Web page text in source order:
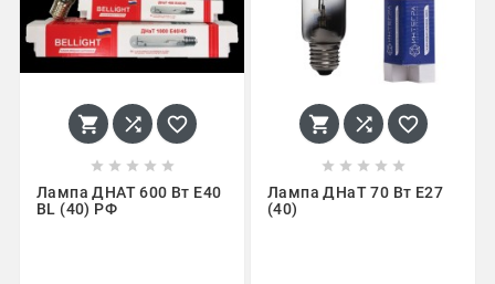
  
    
Лампа ДНАТ 600 Вт Е40
BL (40) РФ
  
    
Лампа ДНаТ 70 Вт Е27
(40)